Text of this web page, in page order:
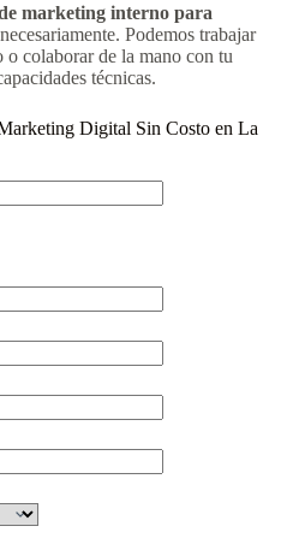
marketing interno para
Podemos trabajar
o colaborar de la mano con tu
técnicas.
Digital Sin Costo en La